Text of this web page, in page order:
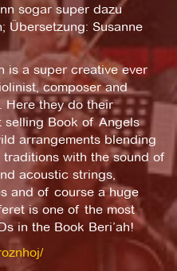
sogar super dazu
Übersetzung: Susanne
is a super creative ever
composer and
Here they do their
Book of Angels
arrangements blending
with the sound of
acoustic strings,
and of course a huge
is one of the most
in the Book Beri’ah!